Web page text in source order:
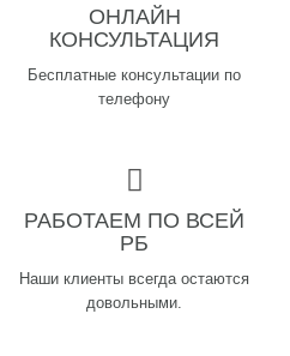
ОНЛАЙН
КОНСУЛЬТАЦИЯ
Бесплатные консультации по
телефону
РАБОТАЕМ ПО ВСЕЙ
РБ
Наши клиенты всегда остаются
довольными.